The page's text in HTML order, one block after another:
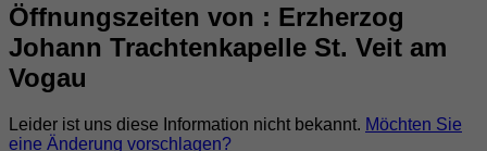
Öffnungszeiten von : Erzherzog
Johann Trachtenkapelle St. Veit am
Vogau
Leider ist uns diese Information nicht bekannt. Möchten Sie
eine Änderung vorschlagen?